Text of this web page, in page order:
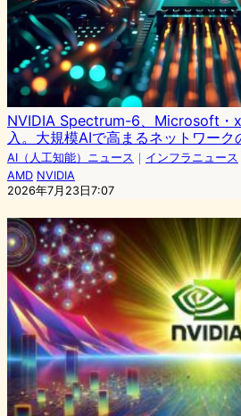
NVIDIA Spectrum-6、Microsoft・
入。大規模AIで高まるネットワーク
AI（人工知能）ニュース ｜ インフラニュース
AMD NVIDIA
2026年7月23日7:07